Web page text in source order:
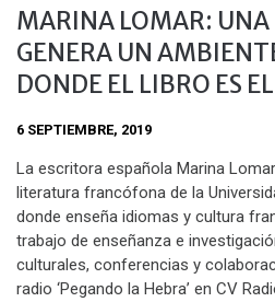
MARINA LOMAR: UNA
GENERA UN
DONDE EL LIBRO ES
6 SEPTIEMBRE, 2019
La escritora española Marina
literatura francófona de la
donde enseña idiomas y cultura
trabajo de enseñanza e
culturales, conferencias y
radio ‘Pegando la Hebra’ en CV